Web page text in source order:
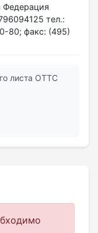
Федерация
тел.:
80; факс: (495)
листа ОТТС